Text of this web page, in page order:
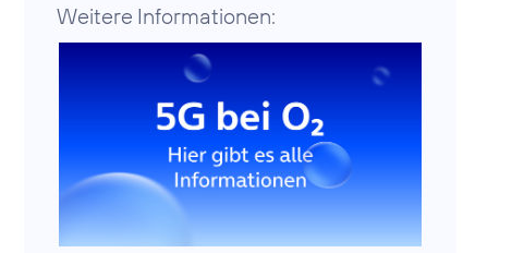
Weitere Informationen: